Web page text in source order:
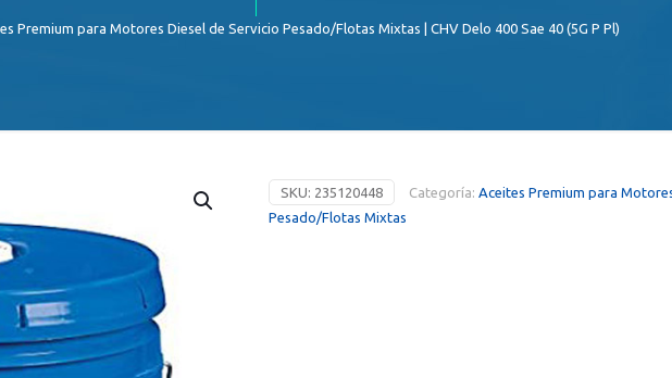
Premium para Motores Diesel de Servicio Pesado/Flotas Mixtas | CHV Delo 400 Sae 40 (5G P Pl)
SKU: 235120448 Categoría: Aceites Premium para
Pesado/Flotas Mixtas